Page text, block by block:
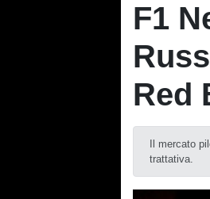
F1
Red
Il mercato
trattativa.